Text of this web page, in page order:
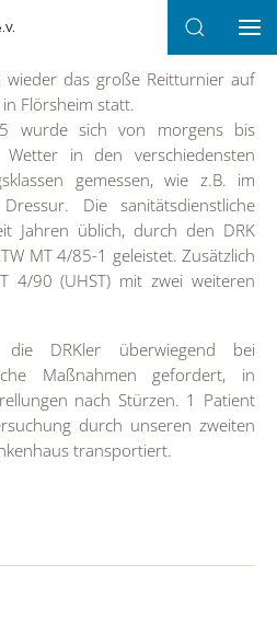
wieder das große Reitturnier auf
Flörsheim statt.
wurde sich von morgens bis
in den verschiedensten
gemessen, wie z.B. im
Die sanitätsdienstliche
Jahren üblich, durch den DRK
MT 4/85-1 geleistet. Zusätzlich
4/90 (UHST) mit zwei weiteren
die DRKler überwiegend bei
Maßnahmen gefordert, in
nach Stürzen. 1 Patient
durch unseren zweiten
transportiert.